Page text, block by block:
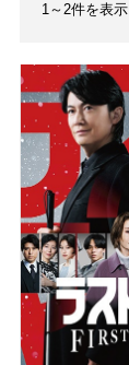
1～2件を表示